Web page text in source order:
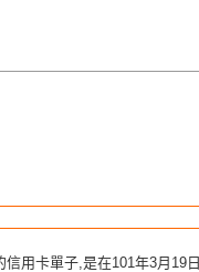
用卡單子,是在101年3月19日